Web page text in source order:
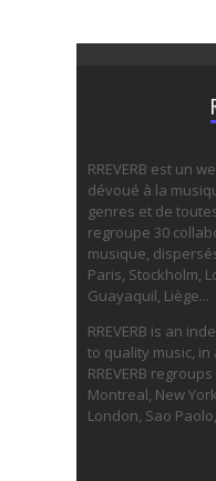
RREVERB est un
dévoué à la
genres et de
regroupe 30
musique,
Paris, Stockholm,
Guayaquil, Liège...
RREVERB is an
to quality music,
RREVERB
Montreal, New
London, Sao